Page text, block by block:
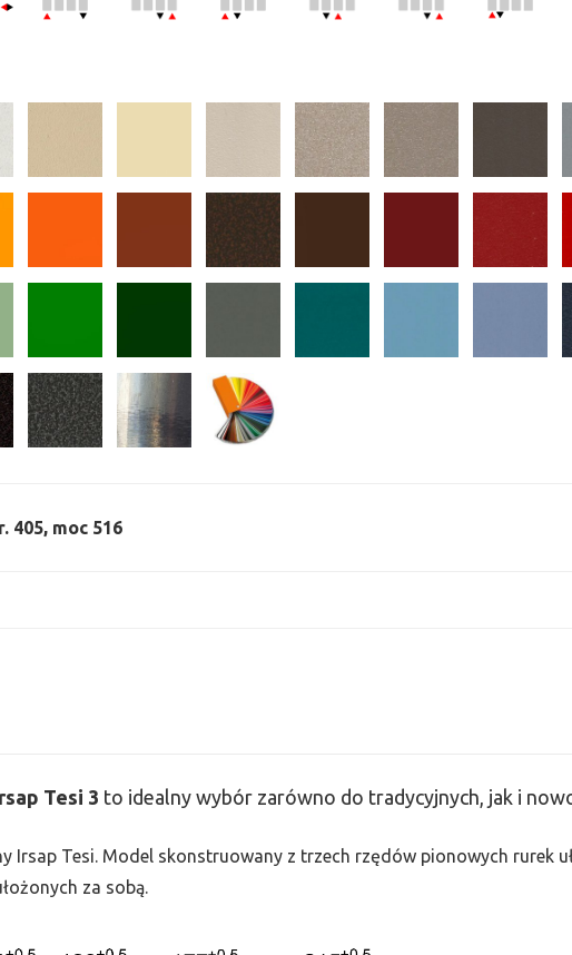
405, moc 516
Tesi 3 to idealny wybór zarówno do tradycyjnych, jak i
Irsap Tesi. Model skonstruowany z trzech rzędów pionowych rurek
za sobą.